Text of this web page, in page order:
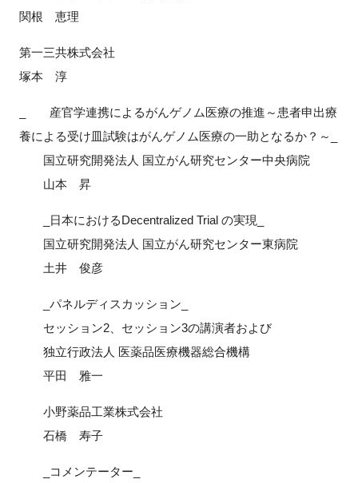
関根 恵理
第一三共株式会社
塚本 淳
_ 産官学連携によるがんゲノム医療の推進～患者申出療
養による受け皿試験はがんゲノム医療の一助となるか？～_
国立研究開発法人 国立がん研究センター中央病院
山本 昇
_日本におけるDecentralized Trial の実現_
国立研究開発法人 国立がん研究センター東病院
土井 俊彦
_パネルディスカッション_
セッション2、セッション3の講演者および
独立行政法人 医薬品医療機器総合機構
平田 雅一
小野薬品工業株式会社
石橋 寿子
_コメンテーター_